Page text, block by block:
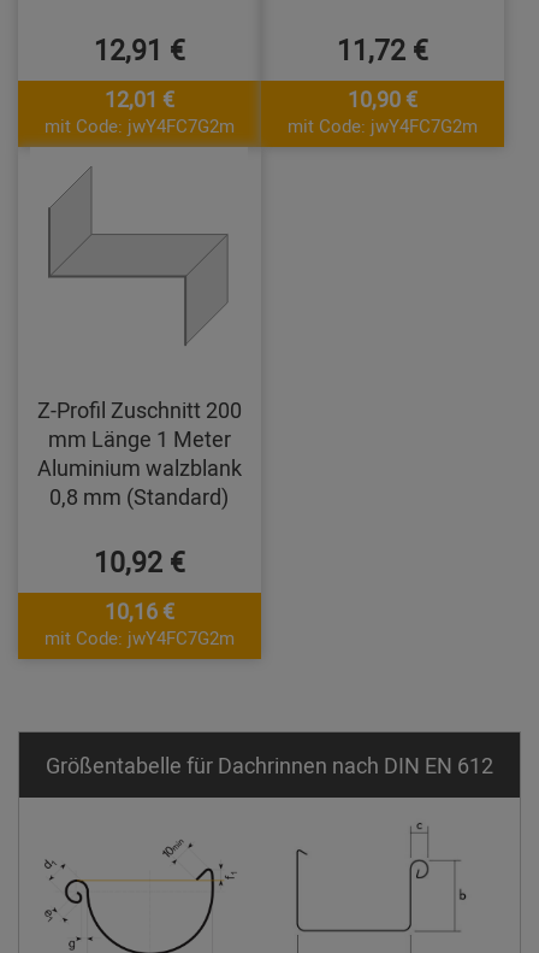
12,91 €
12,01 €
mit Code: jwY4FC7G2m
11,72 €
10,90 €
mit Code: jwY4FC7G2m
Z-Profil Zuschnitt 200
mm Länge 1 Meter
Aluminium walzblank
0,8 mm (Standard)
10,92 €
10,16 €
mit Code: jwY4FC7G2m
Größentabelle für Dachrinnen nach DIN EN 612